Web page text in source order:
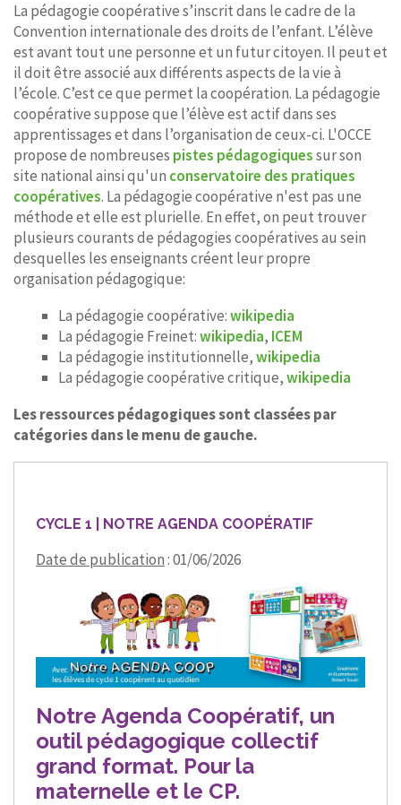
La pédagogie coopérative s’inscrit dans le cadre de la
Convention internationale des droits de l’enfant. L’élève
est avant tout une personne et un futur citoyen. Il peut et
il doit être associé aux différents aspects de la vie à
l’école. C’est ce que permet la coopération. La pédagogie
coopérative suppose que l’élève est actif dans ses
apprentissages et dans l’organisation de ceux-ci. L'OCCE
propose de nombreuses pistes pédagogiquessur son
site national ainsi qu'un conservatoire des pratiques
coopératives. La pédagogie coopérative n'est pas une
méthode et elle est plurielle. En effet, on peut trouver
plusieurs courants de pédagogies coopératives au sein
desquelles les enseignants créent leur propre
organisation pédagogique:
La pédagogie coopérative:wikipedia
La pédagogie Freinet:wikipedia, ICEM
La pédagogie institutionnelle,wikipedia
La pédagogie coopérative critique,wikipedia
Les ressources pédagogiques sont classées par
catégories dans le menu de gauche.
CYCLE 1 | NOTRE AGENDA COOPÉRATIF
Date de publication: 01/06/2026
Notre Agenda Coopératif, un
outil pédagogique collectif
grand format. Pour la
maternelle et le CP.